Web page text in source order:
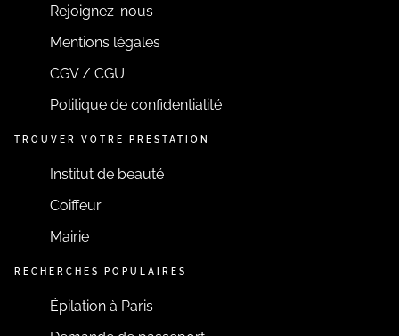
Rejoignez-nous
Mentions légales
CGV / CGU
Politique de confidentialité
TROUVER VOTRE PRESTATION
Institut de beauté
Coiffeur
Mairie
RECHERCHES POPULAIRES
Épilation à Paris